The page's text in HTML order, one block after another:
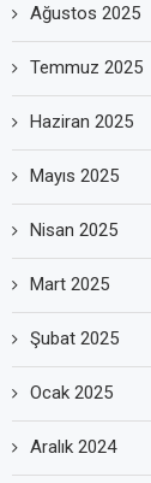
Ağustos 2025
Temmuz 2025
Haziran 2025
Mayıs 2025
Nisan 2025
Mart 2025
Şubat 2025
Ocak 2025
Aralık 2024